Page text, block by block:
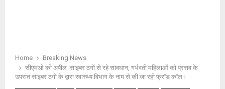
Home
Breaking News
सीएमओ की अपील :साइबर ठगों से रहे सावधान, गर्भवती महिलाओं को प्रसव के
उपरांत साइबर ठगों के द्वारा स्वास्थ्य विभाग के नाम से की जा रही फ्रॉड कॉल।